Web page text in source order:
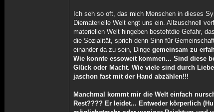
Ich seh so oft, das mich Menschen in dieses
Diematerielle Welt engt uns ein. Allzuschnell
materiellen Welt hingeben bestehtdie Gefahr,
die Sozialität, sprich denn Sinn für
einander da zu sein, Dingegemeinsam zu
Wie konnte essoweit kommen... Sind diese
Glück oder Macht. Wie viele sind durch
jaschon fast mit der Hand abzählen!!!
Manchmal kommt mir die Welt einfach
Rest???? Er leidet... Entweder körperlich